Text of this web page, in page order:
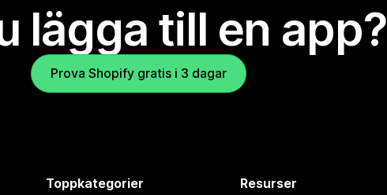
lägga till en app?
Prova Shopify gratis i 3 dagar
Toppkategorier Resurser